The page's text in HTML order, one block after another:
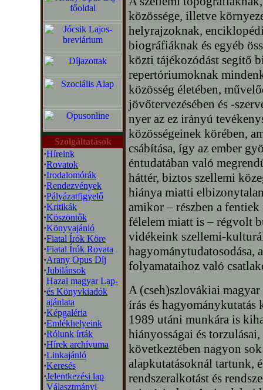
Szolgáltatások
·Híreink
·Rovatok
·Irodalomórák
·Rendezvények
·Pályázatfigyelő
·Kritikák
·Köszöntők
·Könyvajánló
·Fiatal Írók Köre
·Fiatal Írók Rovata
·Arany Opus Díj
·Jubilánsok
·
Hazai magyar Lap-
és Könyvkiadók
ajánlata
·Képgaléria
·Emlékhelyeink
·Rólunk írták
·Hírek archívuma
·Linkajánló
·Keresés
·Jelentkezési lap
Választmányi
közössége, illetve
helyrajzoknak,
biográfiáknak és egyéb
közti tájékozódást segítő
repertóriumoknak
közösség életében,
jövőtervezésében és -
nyer az ez irányú
közösségeinek körében,
csábítása, így az ember
éntudatában való
háttér, biztos szellemi
hiánya miatti
amikor – részben a
félelem miatt is – régvolt
vidékeink szellemi-
hagyománytudatosodása,
folyamataihoz való
A (cseh)szlovákiai
írás és hagyománykutatás
1989 utáni munkára is
hiányosságai és
következtében nagyon
alapkutatásoknál tartunk,
rendszeralkotást és